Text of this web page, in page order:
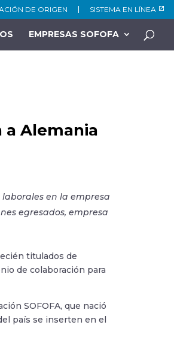
DE ORIGEN SISTEMA EN LÍNEA
EMPRESAS SOFOFA
a Alemania
en la empresa
egresados, empresa
titulados de
de colaboración para
SOFOFA, que nació
país se inserten en el